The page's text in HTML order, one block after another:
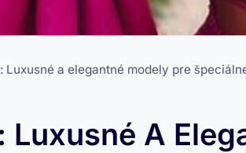
Luxusné a elegantné modely pre
Luxusné A